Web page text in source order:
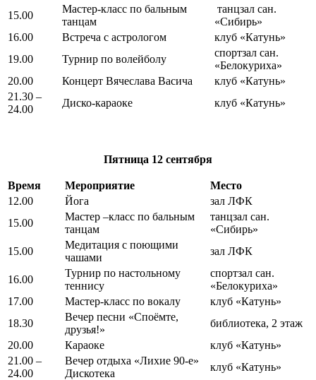
15.00
Мастер-класс по бальным
танцам
танцзал сан.
«Сибирь»
16.00
Встреча с астрологом
клуб «Катунь»
19.00
Турнир по волейболу
спортзал сан.
«Белокуриха»
20.00
Концерт Вячеслава Васича
клуб «Катунь»
21.30 –
24.00
Диско-караоке клуб «Катунь»
Пятница 12 сентября
Время Мероприятие
Место
12.00
Йога
зал ЛФК
15.00
Мастер –класс по бальным
танцам
танцзал сан.
«Сибирь»
15.00
Медитация с поющими
чашами
зал ЛФК
16.00
Турнир по настольному
теннису
спортзал сан.
«Белокуриха»
17.00
Мастер-класс по вокалу
клуб «Катунь»
18.30
Вечер песни «Споёмте,
друзья!»
библиотека, 2 этаж
20.00
Караоке
клуб «Катунь»
21.00 –
24.00
Вечер отдыха «Лихие 90-е»
Дискотека
клуб «Катунь»